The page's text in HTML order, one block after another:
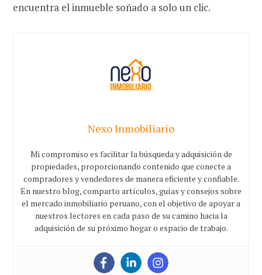
encuentra el inmueble soñado a solo un clic.
Nexo Inmobiliario
Mi compromiso es facilitar la búsqueda y adquisición de
propiedades, proporcionando contenido que conecte a
compradores y vendedores de manera eficiente y confiable.
En nuestro blog, comparto artículos, guías y consejos sobre
el mercado inmobiliario peruano, con el objetivo de apoyar a
nuestros lectores en cada paso de su camino hacia la
adquisición de su próximo hogar o espacio de trabajo.